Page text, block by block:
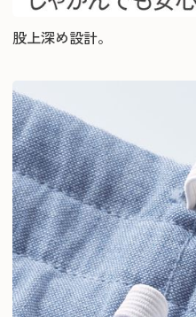
股上深め設計。